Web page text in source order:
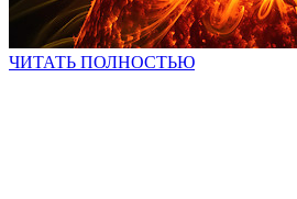
ЧИТАТЬ ПОЛНОСТЬЮ